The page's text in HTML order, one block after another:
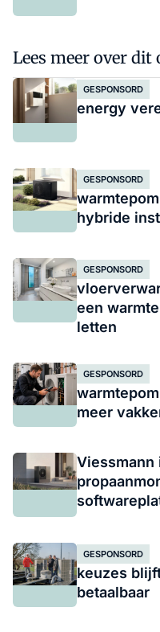
Lees meer over dit
GESPONSORD
energy
GESPONSORD
hybride
GESPONSORD
een
letten
GESPONSORD
meer
GESPONSORD
keuzes
betaalbaar